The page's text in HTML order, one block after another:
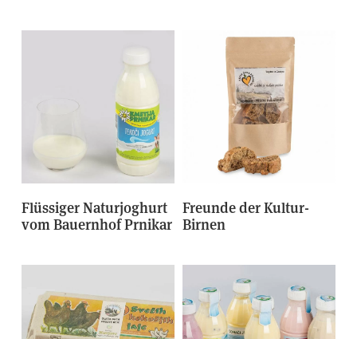
Flüssiger Naturjoghurt
vom Bauernhof Prnikar
Freunde der Kultur-
Birnen